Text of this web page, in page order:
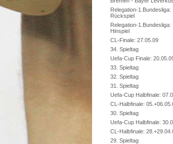
Relegation-1.Bundesliga:
Rückspiel
Relegation-1.Bundesliga:
Hinspiel
CL-Finale: 27.05.09
34. Spieltag
Uefa-Cup Finale:
33. Spieltag
32. Spieltag
31. Spieltag
Uefa-Cup Halbfinale:
CL-Halbfinale:
30. Spieltag
Uefa-Cup Halbfinale:
CL-Halbfinale:
29. Spieltag